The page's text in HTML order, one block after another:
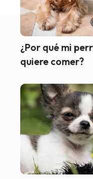
¿Por qué mi
quiere comer?